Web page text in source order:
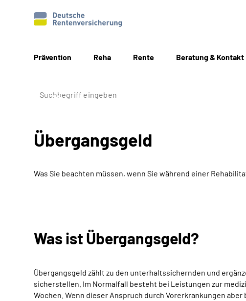
Prävention Reha Rente Beratung & Kontakt
Übergangsgeld
Was Sie beachten müssen, wenn Sie während einer
Was ist Übergangsgeld?
Übergangsgeld zählt zu den unterhaltssichernden und
sicherstellen. Im Normalfall besteht bei Leistungen zur
Wochen. Wenn dieser Anspruch durch Vorerkrankungen